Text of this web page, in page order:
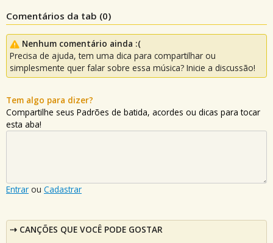
Comentários da tab (0)
Nenhum comentário ainda :(
Precisa de ajuda, tem uma dica para compartilhar ou
simplesmente quer falar sobre essa música? Inicie a discussão!
Tem algo para dizer?
Compartilhe seus Padrões de batida, acordes ou dicas para tocar
esta aba!
Entrar ou Cadastrar
CANÇÕES QUE VOCÊ PODE GOSTAR